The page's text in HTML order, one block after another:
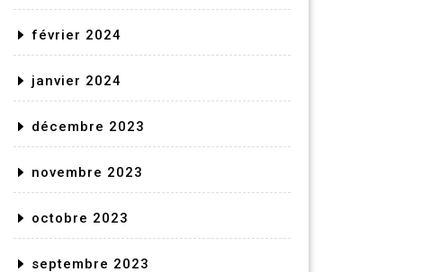
février 2024
janvier 2024
décembre 2023
novembre 2023
octobre 2023
septembre 2023